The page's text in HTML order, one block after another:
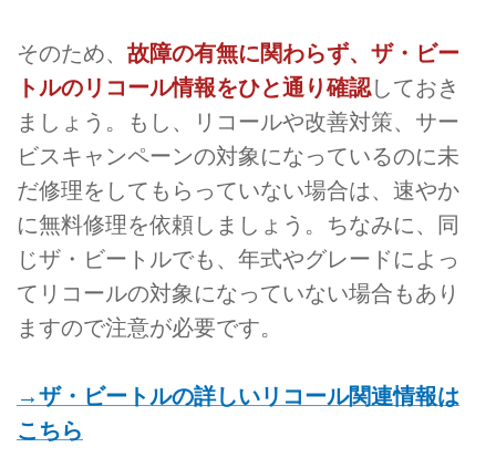
そのため、 故障の有無に関わらず、ザ・ビー
トルのリコール情報をひと通り確認しておき
ましょう。もし、リコールや改善対策、サー
ビスキャンペーンの対象になっているのに未
だ修理をしてもらっていない場合は、速やか
に無料修理を依頼しましょう。ちなみに、同
じザ・ビートルでも、年式やグレードによっ
てリコールの対象になっていない場合もあり
ますので注意が必要です。
→ザ・ビートルの詳しいリコール関連情報は
こちら